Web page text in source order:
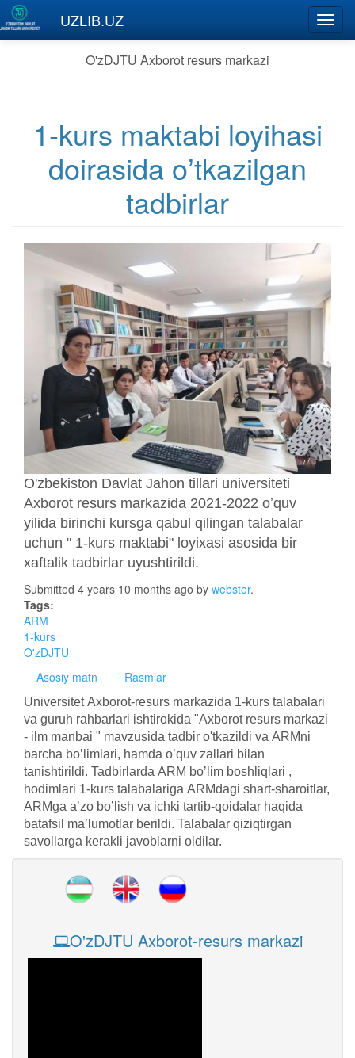
Skip to main content
UZLIB.UZ
O'zDJTU Axborot resurs markazi
1-kurs maktabi loyihasi
doirasida oʼtkazilgan
tadbirlar
O'zbekiston Davlat Jahon tillari universiteti
Axborot resurs markazida 2021-2022 oʼquv
yilida birinchi kursga qabul qilingan talabalar
uchun " 1-kurs maktabi" loyixasi asosida bir
xaftalik tadbirlar uyushtirildi.
Submitted 4 years 10 months ago by webster.
Tags:
ARM
1-kurs
O'zDJTU
Asosiy matn
Rasmlar
Universitet Аxborot-resurs markazida 1-kurs talabalari
va guruh rahbarlari ishtirokida "Аxborot resurs markazi
- ilm manbai " mavzusida tadbir o'tkazildi va АRMni
barcha boʼlimlari, hamda oʼquv zallari bilan
tanishtirildi. Tadbirlarda АRM boʼlim boshliqlari ,
hodimlari 1-kurs talabalariga АRMdagi shart-sharoitlar,
ARMga aʼzo boʼlish va ichki tartib-qoidalar haqida
batafsil maʼlumotlar berildi. Talabalar qiziqtirgan
savollarga kerakli javoblarni oldilar.
O'zDJTU Axborot-resurs markazi